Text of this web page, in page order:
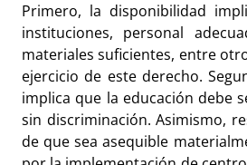
Primero, la disponibilidad
instituciones, personal
materiales suficientes, entre
ejercicio de este derecho.
implica que la educación debe
sin discriminación. Asimismo,
de que sea asequible